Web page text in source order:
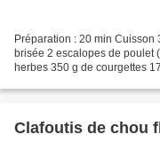
Préparation : 20 min
brisée 2 escalopes de poulet
herbes 350 g de courgettes
Clafoutis de chou